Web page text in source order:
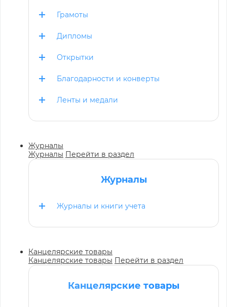
Грамоты
Дипломы
Открытки
Благодарности и конверты
Ленты и медали
Журналы
Журналы Перейти в раздел
Журналы
Журналы и книги учета
Канцелярские товары
Канцелярские товары Перейти в раздел
Канцелярские товары